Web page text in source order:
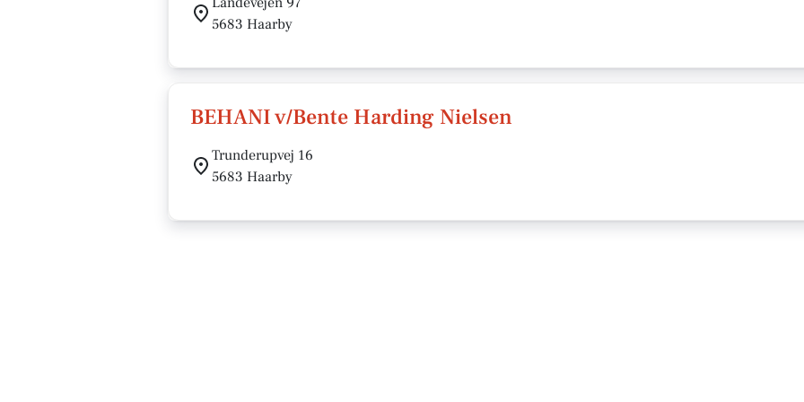
5683 Haarby
BEHANI v/Bente Harding Nielsen
Trunderupvej 16
5683 Haarby